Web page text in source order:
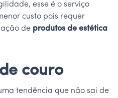
esse é o serviço
custo pois requer
de produtos de estética
couro
tendência que não sai de